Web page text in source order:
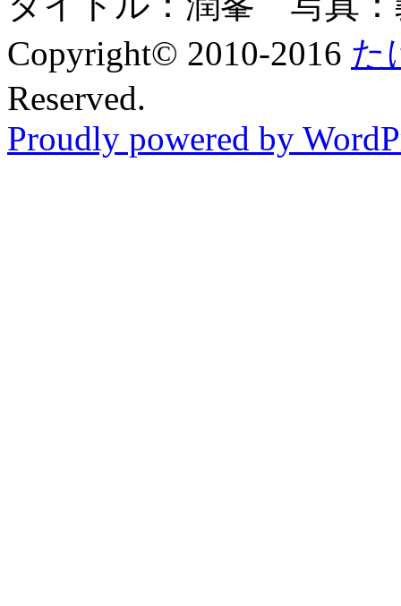
Copyright© 2010-2016 た
Reserved.
Proudly powered by